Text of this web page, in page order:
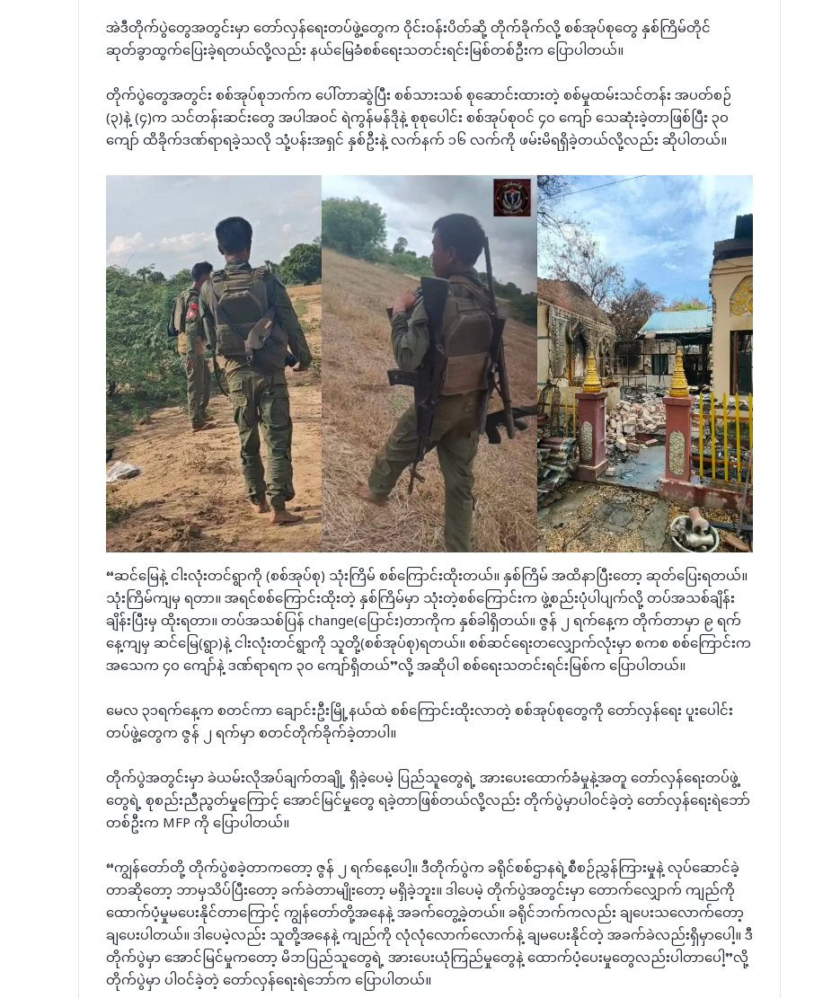
အဲဒီတိုက်ပွဲတွေအတွင်းမှာ တော်လှန်ရေးတပ်ဖွဲ့တွေက ဝိုင်းဝန်းပိတ်ဆို့ တိုက်ခိုက်လို့ စစ်အုပ်စုတွေ နှစ်ကြိမ်တိုင်
ဆုတ်ခွာထွက်ပြေးခဲ့ရတယ်လို့လည်း နယ်မြေခံစစ်ရေးသတင်းရင်းမြစ်တစ်ဦးက ပြောပါတယ်။
တိုက်ပွဲတွေအတွင်း စစ်အုပ်စုဘက်က ပေါ်တာဆွဲပြီး စစ်သားသစ် စုဆောင်းထားတဲ့ စစ်မှုထမ်းသင်တန်း အပတ်စဉ်
(၃)နဲ့ (၄)က သင်တန်းဆင်းတွေ အပါအဝင် ရဲကွန်မန်ဒိုနဲ့ စုစုပေါင်း စစ်အုပ်စုဝင် ၄၀ ကျော် သေဆုံးခဲ့တာဖြစ်ပြီး ၃၀
ကျော် ထိခိုက်ဒဏ်ရာရခဲ့သလို သုံ့ပန်းအရှင် နှစ်ဦးနဲ့ လက်နက် ၁၆ လက်ကို ဖမ်းမိရရှိခဲ့တယ်လို့လည်း ဆိုပါတယ်။
“ဆင်မြေနဲ့ ငါးလုံးတင်ရွာကို (စစ်အုပ်စု) သုံးကြိမ် စစ်ကြောင်းထိုးတယ်။ နှစ်ကြိမ် အထိနာပြီးတော့ ဆုတ်ပြေးရတယ်။
သုံးကြိမ်ကျမှ ရတာ။ အရင်စစ်ကြောင်းထိုးတဲ့ နှစ်ကြိမ်မှာ သုံးတဲ့စစ်ကြောင်းက ဖွဲ့စည်းပုံပါပျက်လို့ တပ်အသစ်ချိန်း
ချိန်းပြီးမှ ထိုးရတာ။ တပ်အသစ်ပြန် change(ပြောင်း)တာကိုက နှစ်ခါရှိတယ်။ ဇွန် ၂ ရက်နေ့က တိုက်တာမှာ ၉ ရက်
နေ့ကျမှ ဆင်မြေ(ရွာ)နဲ့ ငါးလုံးတင်ရွာကို သူတို့(စစ်အုပ်စု)ရတယ်။ စစ်ဆင်ရေးတလျှောက်လုံးမှာ စကစ စစ်ကြောင်းက
အသေက ၄၀ ကျော်နဲ့ ဒဏ်ရာရက ၃၀ ကျော်ရှိတယ်”လို့ အဆိုပါ စစ်ရေးသတင်းရင်းမြစ်က ပြောပါတယ်။
မေလ ၃၁ရက်နေ့က စတင်ကာ ချောင်းဦးမြို့နယ်ထဲ စစ်ကြောင်းထိုးလာတဲ့ စစ်အုပ်စုတွေကို တော်လှန်ရေး ပူးပေါင်း
တပ်ဖွဲ့တွေက ဇွန် ၂ ရက်မှာ စတင်တိုက်ခိုက်ခဲ့တာပါ။
တိုက်ပွဲအတွင်းမှာ ခဲယမ်းလိုအပ်ချက်တချို့ ရှိခဲ့ပေမဲ့ ပြည်သူတွေရဲ့ အားပေးထောက်ခံမှုနဲ့အတူ တော်လှန်ရေးတပ်ဖွဲ့
တွေရဲ့ စုစည်းညီညွတ်မှုကြောင့် အောင်မြင်မှုတွေ ရခဲ့တာဖြစ်တယ်လို့လည်း တိုက်ပွဲမှာပါဝင်ခဲ့တဲ့ တော်လှန်ရေးရဲဘော်
တစ်ဦးက MFP ကို ပြောပါတယ်။
“ကျွန်တော်တို့ တိုက်ပွဲစခဲ့တာကတော့ ဇွန် ၂ ရက်နေ့ပေါ့။ ဒီတိုက်ပွဲက ခရိုင်စစ်ဌာနရဲ့စီစဉ်ညွှန်ကြားမှုနဲ့ လုပ်ဆောင်ခဲ့
တာဆိုတော့ ဘာမှသိပ်ပြီးတော့ ခက်ခဲတာမျိုးတော့ မရှိခဲ့ဘူး။ ဒါပေမဲ့ တိုက်ပွဲအတွင်းမှာ တောက်လျှောက် ကျည်ကို
ထောက်ပံ့မှုမပေးနိုင်တာကြောင့် ကျွန်တော်တို့အနေနဲ့ အခက်တွေ့ခဲ့တယ်။ ခရိုင်ဘက်ကလည်း ချပေးသလောက်တော့
ချပေးပါတယ်။ ဒါပေမဲ့လည်း သူတို့အနေနဲ့ ကျည်ကို လုံလုံလောက်လောက်နဲ့ ချမပေးနိုင်တဲ့ အခက်ခဲလည်းရှိမှာပေါ့။ ဒီ
တိုက်ပွဲမှာ အောင်မြင်မှုကတော့ မိဘပြည်သူတွေရဲ့ အားပေးယုံကြည်မှုတွေနဲ့ ထောက်ပံ့ပေးမှုတွေလည်းပါတာပေါ့”လို့
တိုက်ပွဲမှာ ပါဝင်ခဲ့တဲ့ တော်လှန်ရေးရဲဘော်က ပြောပါတယ်။